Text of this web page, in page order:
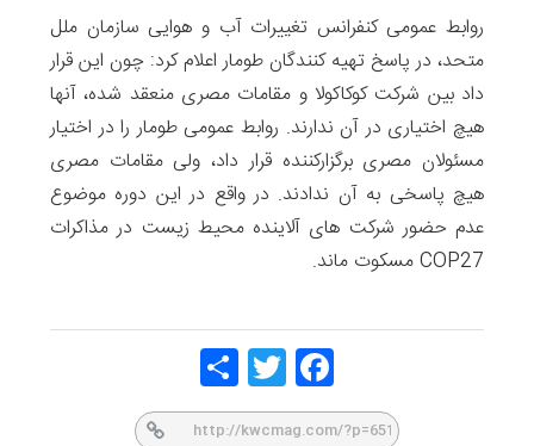
روابط عمومی کنفرانس تغییرات آب و هوایی سازمان ملل
متحد، در پاسخ تهیه کنندگان طومار اعلام کرد: چون این قرار
داد بین شرکت کوکاکولا و مقامات مصری منعقد شده، آنها
هیچ اختیاری در آن ندارند. روابط عمومی طومار را در اختیار
مسئولان مصری برگزارکننده قرار داد، ولی مقامات مصری
هیچ پاسخی به آن ندادند. در واقع در این دوره موضوع
عدم حضور شرکت های آلاینده محیط زیست در مذاکرات
COP27 مسکوت ماند.
Face
Twitt